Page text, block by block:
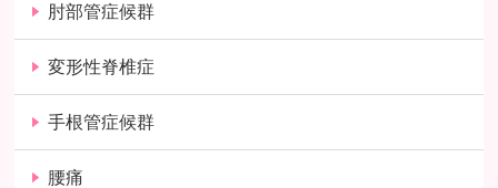
肘部管症候群
変形性脊椎症
手根管症候群
腰痛